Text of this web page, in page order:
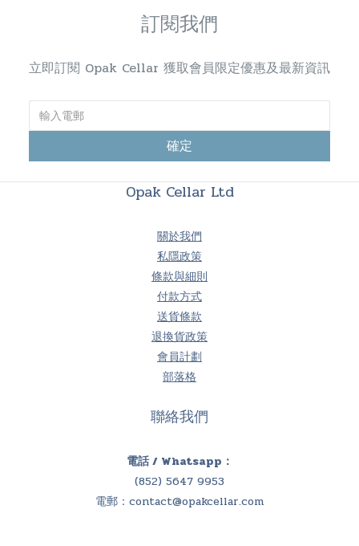
訂閱我們
立即訂閱 Opak Cellar 獲取會員限定優惠及最新資訊
確定
Opak Cellar Ltd
關於我們
私隱政策
條款與細則
付款方式
送貨條款
退換貨政策
會員計劃
部落格
聯絡我們
電話 / Whatsapp：
(852) 5647 9953
電郵： contact@opakcellar.com